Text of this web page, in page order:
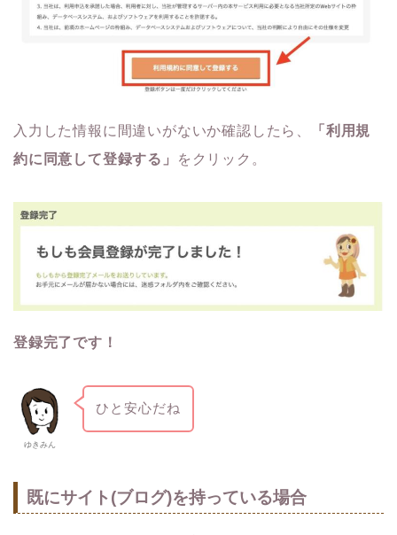
入力した情報に間違いがないか確認したら、
「利用規
約に同意して登録する」
をクリック。
登録完了です！
ゆきみん
ひと安心だね
既にサイト(ブログ)を持っている場合